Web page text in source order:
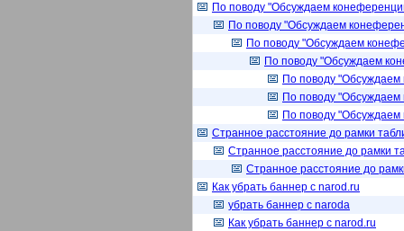
По поводу "Обсуждаем
По поводу "Обсуждаем
По поводу "Обсуждаем
По поводу "Обсуждаем
По поводу
По поводу
По поводу
Странное расстояние до рамки
Странное расстояние до рамки
Странное расстояние до
Как убрать баннер с narod.ru
убрать баннер с naroda
Как убрать баннер с narod.ru